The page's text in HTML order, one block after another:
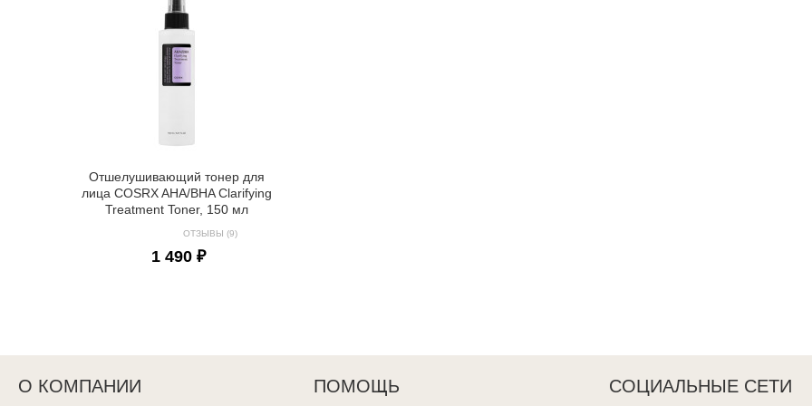
Отшелушивающий тонер для
лица COSRX AHA/BHA Clarifying
Treatment Toner, 150 мл
ОТЗЫВЫ (9)
1 490 ₽
О КОМПАНИИ ПОМОЩЬ СОЦИАЛЬНЫЕ СЕТИ